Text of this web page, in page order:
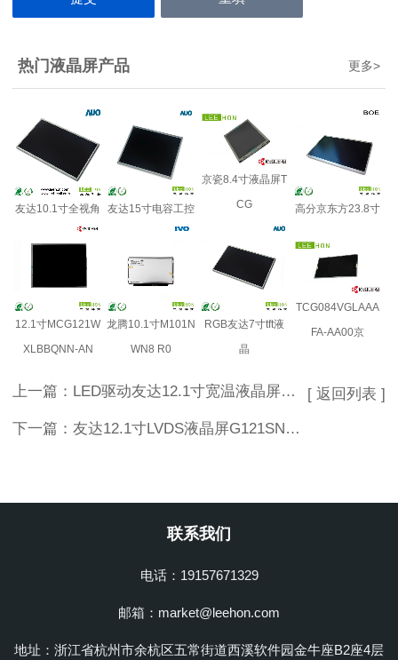
更多>
热门液晶屏产品
友达10.1寸全视角 友达15寸电容工控
京瓷8.4寸液晶屏T
CG
高分京东方23.8寸
12.1寸MCG121W
XLBBQNN-AN
龙腾10.1寸M101N
WN8 R0
RGB友达7寸tft液
晶
TCG084VGLAAA
FA-AA00京
上一篇： LED驱动友达12.1寸宽温液晶屏G121STN02.0工业A规液晶屏
下一篇： 友达12.1寸LVDS液晶屏G121SN01 V4
[ 返回列表 ]
联系我们
电话：19157671329
邮箱：market@leehon.com
地址：浙江省杭州市余杭区五常街道西溪软件园金牛座B2座4层